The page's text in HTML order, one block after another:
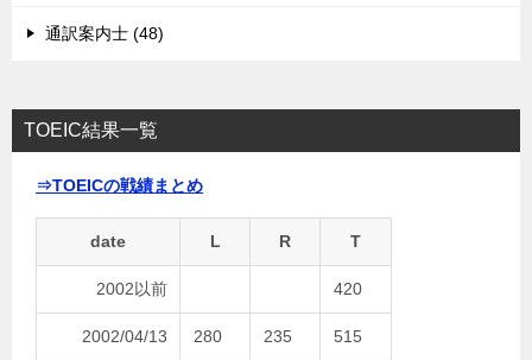
通訳案内士 (48)
TOEIC結果一覧
⇒TOEICの戦績まとめ
date L R T
2002以前 420
2002/04/13 280 235 515